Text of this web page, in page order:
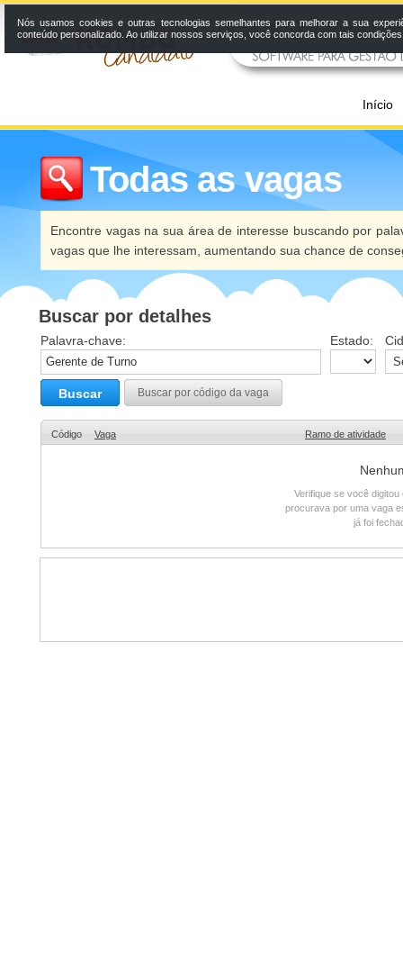
Início
Todas as vagas
Encontre vagas na sua área de interesse buscando por
vagas que lhe interessam, aumentando sua chance de
Buscar por detalhes
Palavra-chave: Estado:
Buscar Buscar por código da vaga
Código Vaga Ramo de atividade
Verifique se você
procurava por uma vaga
já foi
Nós usamos cookies e outras tecnologias semelhantes para melhorar a sua
conteúdo personalizado. Ao utilizar nossos serviços, você concorda com tais